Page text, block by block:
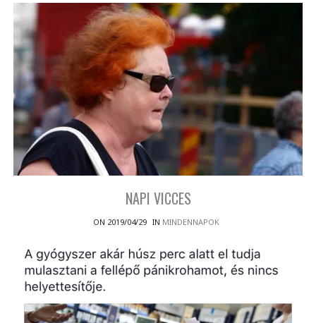
NAPI VICCES
ON 2019/04/29 IN MINDENNAPOK